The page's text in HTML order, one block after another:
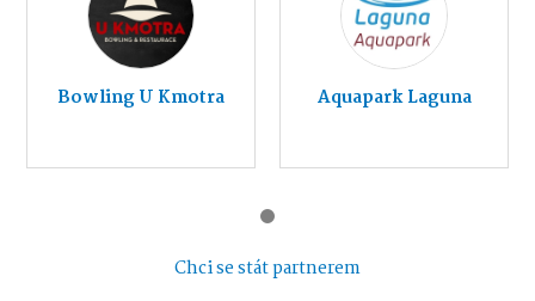
Bowling U Kmotra Aquapark Laguna
Chci se stát partnerem